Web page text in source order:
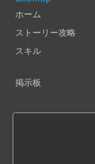
ホーム
ストーリー攻略
スキル
掲示板